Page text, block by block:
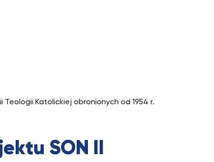
Katolickiej obronionych od 1954 r.
SON II